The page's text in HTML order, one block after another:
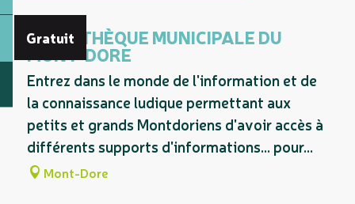
Gratuit
MÉDIATHÈQUE MUNICIPALE DU
MONT-DORE
Entrez dans le monde de l'information et de
la connaissance ludique permettant aux
petits et grands Montdoriens d'avoir accès à
différents supports d'informations... pour...
Mont-Dore